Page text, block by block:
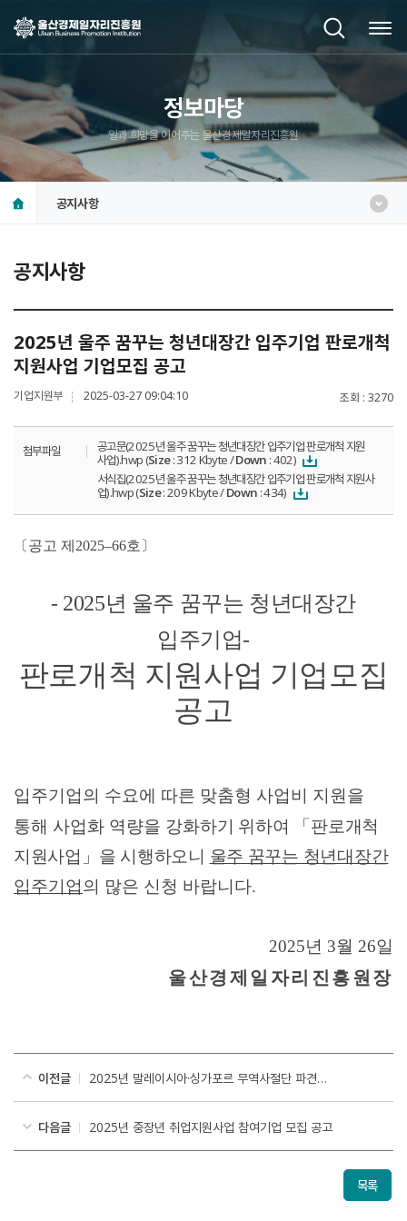
정보마당
일과 희망을 이어주는 울산경제일자리진흥원
공지사항
공지사항
2025년 울주 꿈꾸는 청년대장간 입주기업 판로개척
지원사업 기업모집 공고
조회 3270
기업지원부 2025-03-27 09:04:10
첨부파일
공고문(2025년 울주 꿈꾸는 청년대장간 입주기업 판로개척 지원
사업).hwp (Size: 312 Kbyte /Down : 402)
서식집(2025년 울주 꿈꾸는 청년대장간 입주기업 판로개척 지원사
업).hwp (Size: 209 Kbyte /Down : 434)
〔 공고 제 2025–66호 〕
- 2025년 울주 꿈꾸는 청년대장간
입주기업-
판로개척 지원사업 기업모집
공고
입주기업의 수요에 따른 맞춤형 사업비 지원을
통해 사업화 역량을 강화하기 위하여 「판로개척
지원사업 」 을 시행하오니 울주 꿈꾸는 청년대장간
입주기업의 많은 신청 바랍니다.
2025년 3월 26일
울산경제일자리진흥원장
이전글 2025년 말레이시아·싱가포르 무역사절단 파견기업 모집 공고
다음글 2025년 중장년 취업지원사업 참여기업 모집 공고
목록